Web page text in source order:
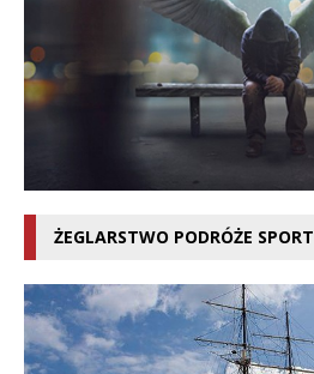
ŻEGLARSTWO PODRÓŻE SPORT